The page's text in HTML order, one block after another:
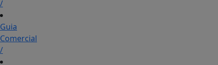
/
Guia
Comercial
/